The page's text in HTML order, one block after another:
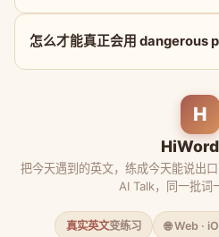
怎么才能真正会用 dangerous
H
把今天遇到的英文，练成今天能说出
AI Talk，同一批词
真实英文变练习 🌐 Web ·